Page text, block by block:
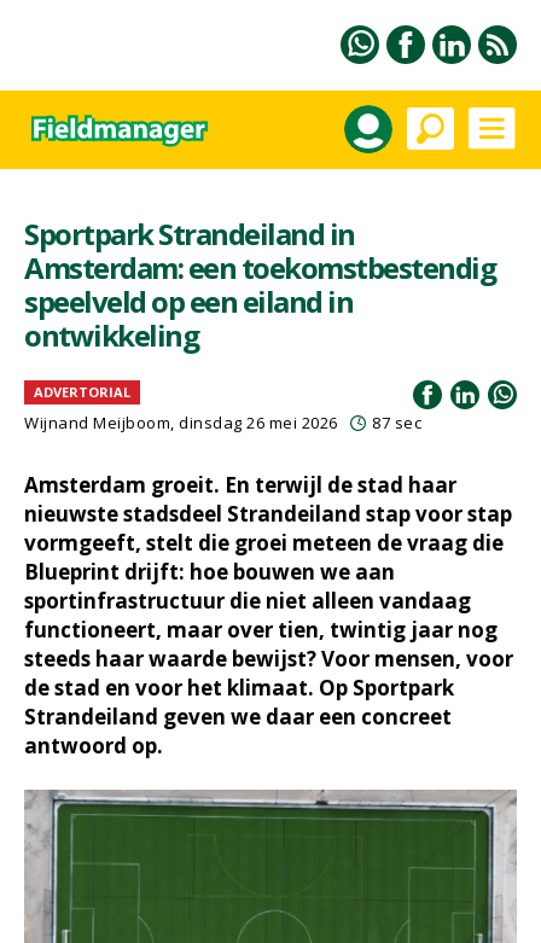
Sportpark Strandeiland in
Amsterdam: een toekomstbestendig
speelveld op een eiland in
ontwikkeling
ADVERTORIAL
Wijnand Meijboom, dinsdag 26 mei 2026 87 sec
Amsterdam groeit. En terwijl de stad haar
nieuwste stadsdeel Strandeiland stap voor stap
vormgeeft, stelt die groei meteen de vraag die
Blueprint drijft: hoe bouwen we aan
sportinfrastructuur die niet alleen vandaag
functioneert, maar over tien, twintig jaar nog
steeds haar waarde bewijst? Voor mensen, voor
de stad en voor het klimaat. Op Sportpark
Strandeiland geven we daar een concreet
antwoord op.